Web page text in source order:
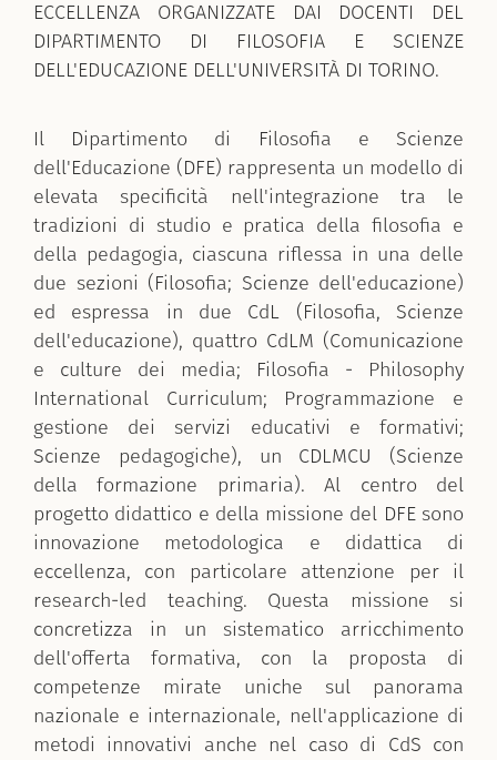
ECCELLENZA ORGANIZZATE DAI DOCENTI DEL
DIPARTIMENTO DI FILOSOFIA E SCIENZE
DELL'EDUCAZIONE DELL'UNIVERSITÀ DI TORINO.
Il Dipartimento di Filosofia e Scienze
dell'Educazione (DFE) rappresenta un modello di
elevata specificità nell'integrazione tra le
tradizioni di studio e pratica della filosofia e
della pedagogia, ciascuna riflessa in una delle
due sezioni (Filosofia; Scienze dell'educazione)
ed espressa in due CdL (Filosofia, Scienze
dell'educazione), quattro CdLM (Comunicazione
e culture dei media; Filosofia - Philosophy
International Curriculum; Programmazione e
gestione dei servizi educativi e formativi;
Scienze pedagogiche), un CDLMCU (Scienze
della formazione primaria). Al centro del
progetto didattico e della missione del DFE sono
innovazione metodologica e didattica di
eccellenza, con particolare attenzione per il
research-led teaching. Questa missione si
concretizza in un sistematico arricchimento
dell'offerta formativa, con la proposta di
competenze mirate uniche sul panorama
nazionale e internazionale, nell'applicazione di
metodi innovativi anche nel caso di CdS con